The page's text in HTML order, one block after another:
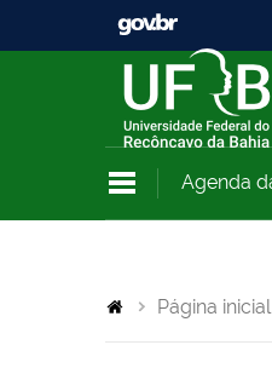
Agenda
Página inicial